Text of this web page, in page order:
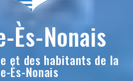
Ès-Nonais
et des habitants de la
Ès-Nonais